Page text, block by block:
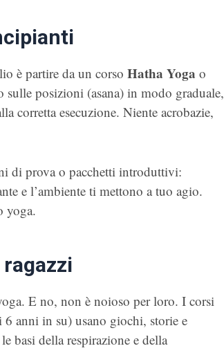
è partire da un corso Hatha Yoga o
sulle posizioni (asana) in modo graduale,
corretta esecuzione. Niente acrobazie,
di prova o pacchetti introduttivi:
e l’ambiente ti mettono a tuo agio.
yoga.
E no, non è noioso per loro. I corsi
anni in su) usano giochi, storie e
basi della respirazione e della